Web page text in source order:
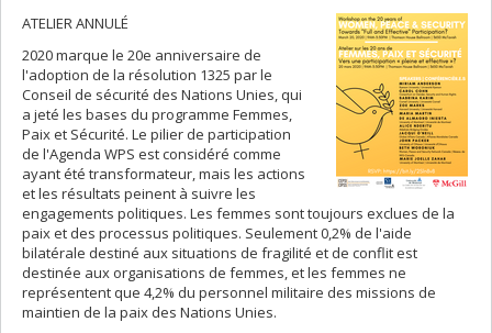
ATELIER ANNULÉ
2020 marque le 20e anniversaire de
l'adoption de la résolution 1325 par le
Conseil de sécurité des Nations Unies, qui
a jeté les bases du programme Femmes,
Paix et Sécurité. Le pilier de participation
de l'Agenda WPS est considéré comme
ayant été transformateur, mais les actions
et les résultats peinent à suivre les
engagements politiques. Les femmes sont toujours exclues de la
paix et des processus politiques. Seulement 0,2% de l'aide
bilatérale destiné aux situations de fragilité et de conflit est
destinée aux organisations de femmes, et les femmes ne
représentent que 4,2% du personnel militaire des missions de
maintien de la paix des Nations Unies.